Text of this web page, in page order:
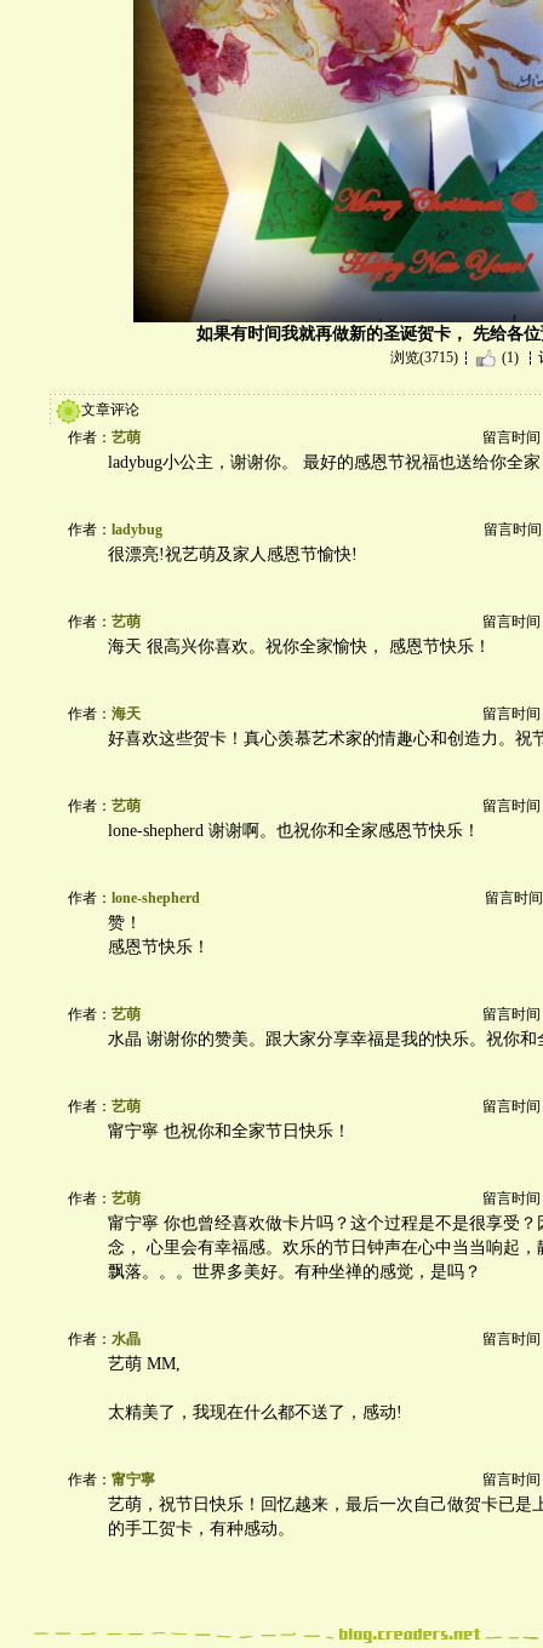
如果有时间我就再做新的圣诞贺卡， 先给各
浏览(3715) (1)
文章评论
作者： 艺萌 留言时间
ladybug小公主，谢谢你。 最好的感恩节祝福也送给你全
作者： ladybug 留言时间
很漂亮!祝艺萌及家人感恩节愉快!
作者： 艺萌 留言时间
海天 很高兴你喜欢。祝你全家愉快， 感恩节快乐！
作者： 海天 留言时间
好喜欢这些贺卡！真心羡慕艺术家的情趣心和创造力。祝
作者： 艺萌 留言时间
lone-shepherd 谢谢啊。也祝你和全家感恩节快乐！
作者： lone-shepherd 留言时
赞！
感恩节快乐！
作者： 艺萌 留言时间
水晶 谢谢你的赞美。跟大家分享幸福是我的快乐。祝你和
作者： 艺萌 留言时间
甯宁寧 也祝你和全家节日快乐！
作者： 艺萌 留言时间
甯宁寧 你也曾经喜欢做卡片吗？这个过程是不是很享受？
念， 心里会有幸福感。欢乐的节日钟声在心中当当响起，
飘落。。。世界多美好。有种坐禅的感觉，是吗？
作者： 水晶 留言时间
艺萌 MM,
太精美了，我现在什么都不送了，感动!
作者： 甯宁寧 留言时间
艺萌，祝节日快乐！回忆越来，最后一次自己做贺卡已是
的手工贺卡，有种感动。